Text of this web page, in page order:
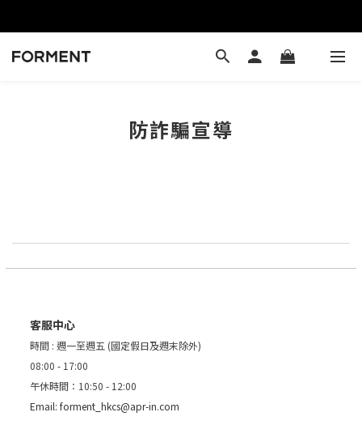
防詐騙宣導
客服中心
時間 : 週一至週五 (國定假日及週末除外)
08:00 - 17:00
午休時間：10:50 - 12:00
Email: forment_hkcs@apr-in.com